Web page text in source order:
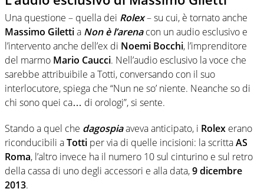
Una questione – quella dei Rolex– su cui, è tornato anche
Massimo Gilettia Non è l’arenacon un audio esclusivo e
l’intervento anche dell’ex di Noemi Bocchi, l’imprenditore
del marmo Mario Caucci. Nell’audio esclusivo la voce che
sarebbe attribuibile a Totti, conversando con il suo
interlocutore, spiega che “Nun ne so’ niente. Neanche so di
chi sono quei ca… di orologi”, si sente.
Stando a quel che dagospiaaveva anticipato, i Rolex erano
riconducibili aTotti per via di quelle incisioni: la scrittaAS
Roma, l’altro invece ha il numero 10 sul cinturino e sul retro
della cassa di uno degli accessori e alla data,9 dicembre
2013.